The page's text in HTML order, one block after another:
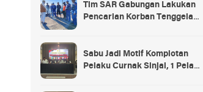
Tim SAR Gabungan Lakukan
Pencarian Korban Tenggelam
Sabu Jadi Motif Komplotan
Pelaku Curnak Sinjai, 1 Pelaku